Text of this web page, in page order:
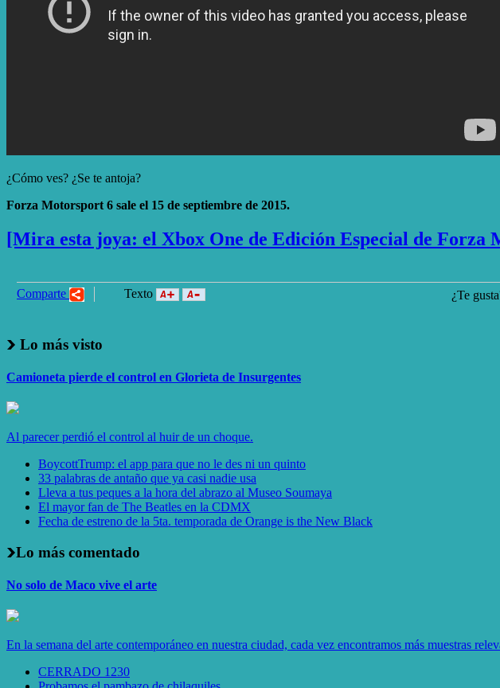
¿Cómo ves? ¿Se te antoja?
Forza Motorsport 6 sale el 15 de septiembre de 2015.
[Mira esta joya: el Xbox One de Edición Especial de Forza
Comparte Texto ¿Te
Lo más visto
Camioneta pierde el control en Glorieta de Insurgentes
Al parecer perdió el control al huir de un choque.
BoycottTrump: el app para que no le des ni un quinto
33 palabras de antaño que ya casi nadie usa
Lleva a tus peques a la hora del abrazo al Museo Soumaya
El mayor fan de The Beatles en la CDMX
Fecha de estreno de la 5ta. temporada de Orange is the New Black
Lo más comentado
No solo de Maco vive el arte
En la semana del arte contemporáneo en nuestra ciudad, cada vez encontramos más muestras
CERRADO 1230